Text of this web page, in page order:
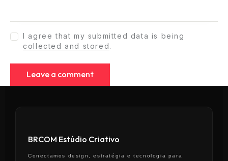
I agree that my submitted data is being
collected and stored.
BRCOM Estúdio Criativo
Conectamos design, estratégia e tecnologia para